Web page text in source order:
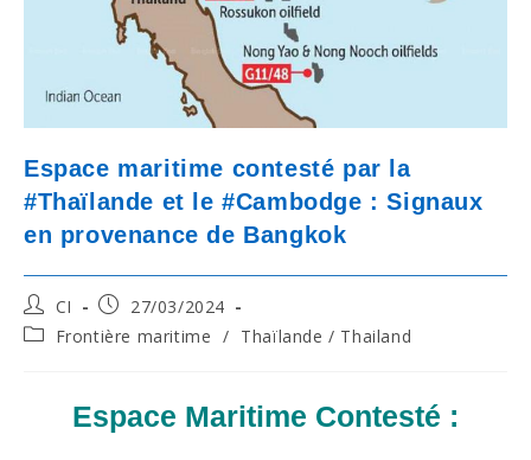
Espace maritime contesté par la
#Thaïlande et le #Cambodge : Signaux
en provenance de Bangkok
Post
author:
CI
Post
published:
27/03/2024
PostFrontière maritime / Thaïlande / Thailand
Espace Maritime Contesté :